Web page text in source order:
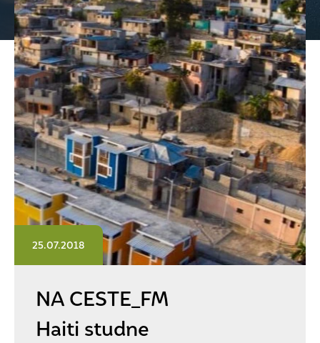
NA CESTE_FM
Haiti studne
25.07.2018